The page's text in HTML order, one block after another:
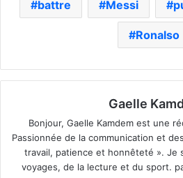
battre Messi
Ronalso
Gaelle
Bonjour, Gaelle Kamdem est une
Passionnée de la communication et
travail, patience et honnêteté ». Je
voyages, de la lecture et du sport.